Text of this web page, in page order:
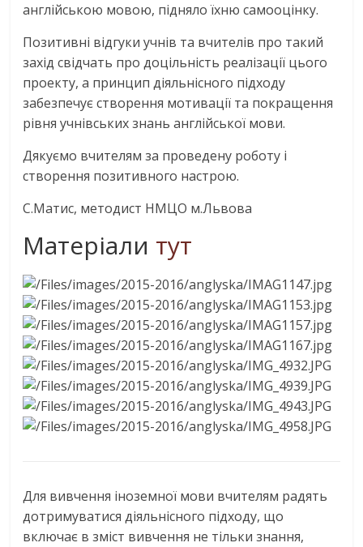
англійською мовою, підняло їхню самооцінку.
Позитивні відгуки учнів та вчителів про такий
захід свідчать про доцільність реалізації цього
проекту, а принцип діяльнісного підходу
забезпечує створення мотивації та покращення
рівня учнівських знань англійської мови.
Дякуємо вчителям за проведену роботу і
створення позитивного настрою.
С.Матис, методист НМЦО м.Львова
Матеріали тут
Для вивчення іноземної мови вчителям радять
дотримуватися діяльнісного підходу, що
включає в зміст вивчення не тільки знання,